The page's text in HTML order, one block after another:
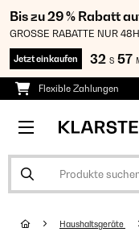
Bis zu 29 % Rabatt
GROSSE RABATTE NUR
Jetzt einkaufen 32 S 57
Flexible Zahlungen
Haushaltsgeräte